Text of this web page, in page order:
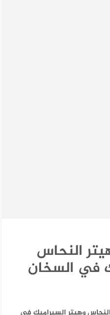
النحاس
في السخان